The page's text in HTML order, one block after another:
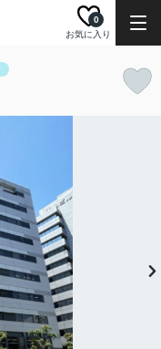
お気に入り
0